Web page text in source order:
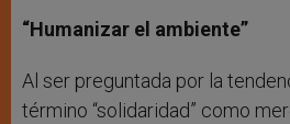
“Humanizar el ambiente”
Al ser preguntada por la
término “solidaridad” como